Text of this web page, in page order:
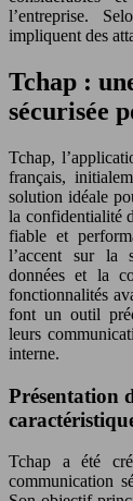
l’entreprise.
impliquent des
Tchap :
sécurisée
Tchap,
français,
solution idéale
la confidentialité
fiable et
l’accent sur la
données et la
fonctionnalités
font un outil
leurs
interne.
Présentation
Tchap a été
communication